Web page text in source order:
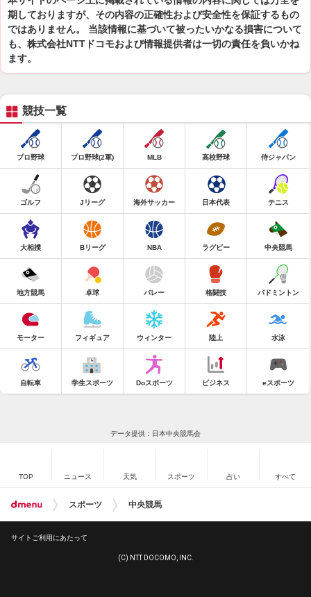
期しておりますが、その内容の正確性および安全性を保証するもの
ではありません。 当該情報に基づいて被ったいかなる損害について
も、株式会社NTTドコモおよび情報提供者は一切の責任を負いかね
ます。
競技一覧
プロ野球 プロ野球(2軍) MLB 高校野球 侍ジャパン
ゴルフ Jリーグ 海外サッカー 日本代表 テニス
大相撲 Bリーグ NBA ラグビー 中央競馬
地方競馬 卓球 バレー 格闘技 バドミントン
モーター フィギュア ウィンター 陸上 水泳
自転車 学生スポーツ Doスポーツ ビジネス eスポーツ
データ提供：日本中央競馬会
TOP ニュース 天気 スポーツ 占い すべて
スポーツ 中央競馬
サイトご利用にあたって
(C) NTT DOCOMO, INC.